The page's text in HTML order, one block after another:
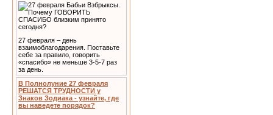
27 февраля – день
взаимоблагодарения. Поставьте
себе за правило, говорить
«спасибо» не меньше 3-5-7 раз
за день.
В Полнолуние 27 февраля
РЕШАТСЯ ТРУДНОСТИ у
Знаков Зодиака - узнайте, где
вы наведете порядок?